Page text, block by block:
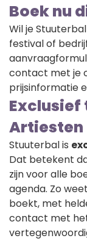
Boek nu
Wil je
festival of
contact met je
prijsinformatie
Exclusief
Artiesten
Stuuterbal is
Dat betekent
zijn voor alle
agenda. Zo
boekt, met
contact met